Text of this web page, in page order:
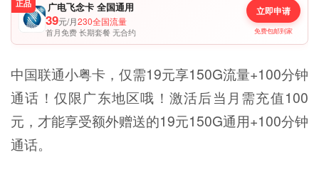
正品 广电飞念卡 全国通用
39元/月230全国流量
首月免费 长期套餐 无合约
立即申请
免费包邮到家
中国联通小粤卡，仅需19元享150G流量+100分钟
通话！仅限广东地区哦！激活后当月需充值100
元，才能享受额外赠送的19元150G通用+100分钟
通话。